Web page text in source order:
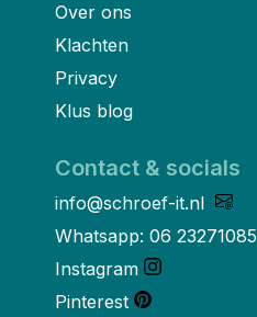
Over ons
Klachten
Privacy
Klus blog
Contact & socials
info@schroef-it.nl
Whatsapp: 06 23271085
Instagram
Pinterest